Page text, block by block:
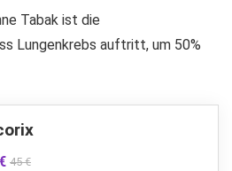
Tabak ist die
Lungenkrebs auftritt, um 50%
45 €